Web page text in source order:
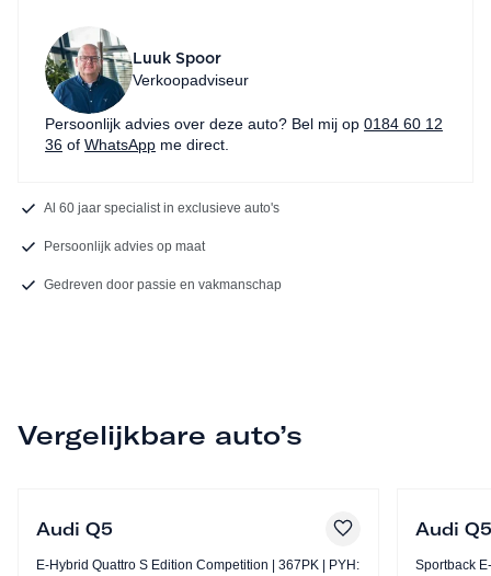
Luuk Spoor
Verkoopadviseur
Persoonlijk advies over deze auto? Bel mij op 0184 60 12
36 of WhatsApp me direct.
Al 60 jaar specialist in exclusieve auto's
Persoonlijk advies op maat
Gedreven door passie en vakmanschap
Vergelijkbare auto’s
Audi Q5
E-Hybrid Quattro S Edition Competition | 367PK | PYH:
Audi
Sportback